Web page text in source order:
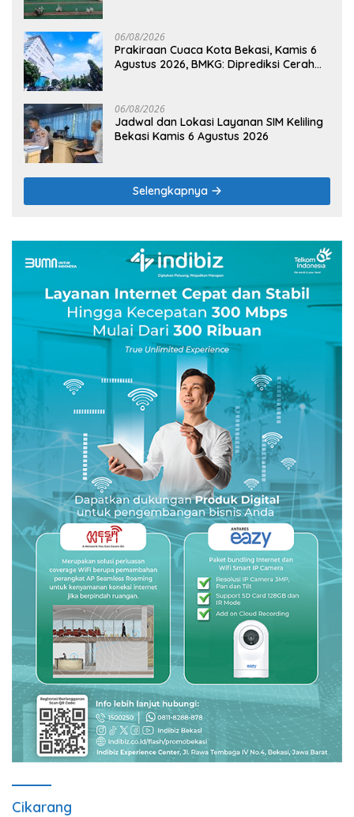
06/08/2026
Prakiraan Cuaca Kota Bekasi, Kamis 6
Agustus 2026, BMKG: Diprediksi Cerah
06/08/2026
Jadwal dan Lokasi Layanan SIM Keliling
Bekasi Kamis 6 Agustus 2026
Selengkapnya
Cikarang